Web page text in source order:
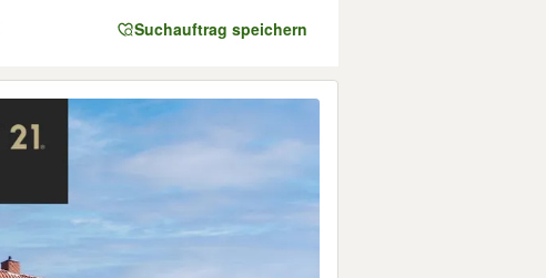
Suchauftrag speichern